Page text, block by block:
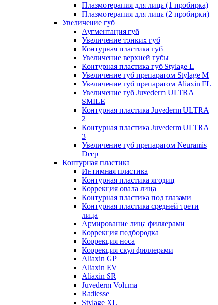
Плазмотерапия для лица (1 пробирка)
Плазмотерапия для лица (2 пробирки)
Увеличение губ
Аугментация губ
Увеличение тонких губ
Контурная пластика губ
Увеличение верхней губы
Контурная пластика губ Stylage L
Увеличение губ препаратом Stylage M
Увеличение губ препаратом Aliaxin FL
Увеличение губ Juvederm ULTRA
SMILE
Контурная пластика Juvederm ULTRA
2
Контурная пластика Juvederm ULTRA
3
Увеличение губ препаратом Neuramis
Deep
Контурная пластика
Интимная пластика
Контурная пластика ягодиц
Коррекция овала лица
Контурная пластика под глазами
Контурная пластика средней трети
лица
Армирование лица филлерами
Коррекция подбородка
Коррекция носа
Коррекция скул филлерами
Aliaxin GP
Aliaxin EV
Aliaxin SR
Juvederm Voluma
Radiesse
Stylage XL